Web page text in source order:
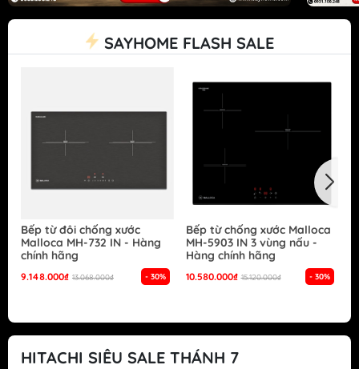
SAYHOME FLASH SALE
- 30%
Bếp từ đôi chống xước
Malloca MH-732 IN - Hàng
chính hãng
9.148.000₫ 13.068.000₫ - 30%
Bếp từ chống xước Malloca
MH-5903 IN 3 vùng nấu -
Hàng chính hãng
10.580.000₫ 15.120.000₫
HITACHI SIÊU SALE THÁNH 7